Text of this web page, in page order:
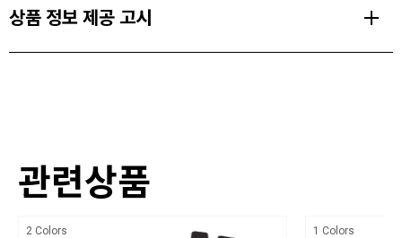
PRODUCT FEATURES
XS-XL
상품 정보 제공 고시
100% Goat Leather
관련상품
2 Colors 1 Colors